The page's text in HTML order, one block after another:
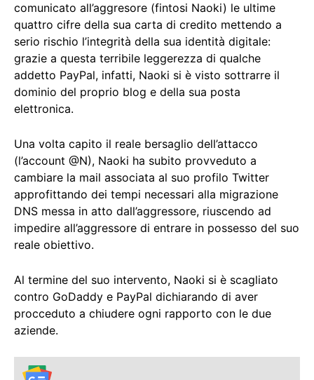
comunicato all’aggresore (fintosi Naoki) le ultime
quattro cifre della sua carta di credito mettendo a
serio rischio l’integrità della sua identità digitale:
grazie a questa terribile leggerezza di qualche
addetto PayPal, infatti, Naoki si è visto sottrarre il
dominio del proprio blog e della sua posta
elettronica.
Una volta capito il reale bersaglio dell’attacco
(l’account @N), Naoki ha subito provveduto a
cambiare la mail associata al suo profilo Twitter
approfittando dei tempi necessari alla migrazione
DNS messa in atto dall’aggressore, riuscendo ad
impedire all’aggressore di entrare in possesso del suo
reale obiettivo.
Al termine del suo intervento, Naoki si è scagliato
contro GoDaddy e PayPal dichiarando di aver
procceduto a chiudere ogni rapporto con le due
aziende.